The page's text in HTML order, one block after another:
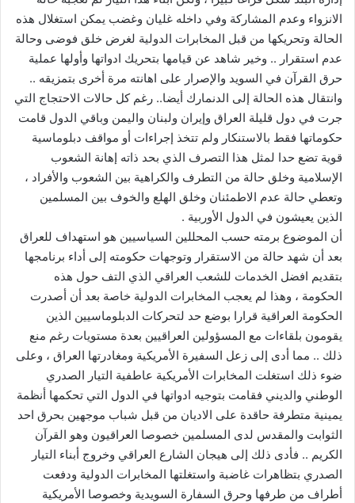
الانزواء وعدم المشاركة وفي داخله غليان وغضب يمكن استغلال هذه
الحالة وتحريكها من قبل المخابرات الدولية لغرض خلق فوضى وحالة
عدم استقرار .. وخير شاهد عن قيامها بتحريك ادواتها وأولها عملية
حرق القرآن في السويد والإصرار على اهانته مرة أخرى بتمزيقه ..
وانتقال هذه الحالة إلى الدنمارك أيضا.. رغم كل حالات الاحتجاج التي
جرت في دول قليلة العراق وإيران ولبنان واليمن وباقي الدول قامت
حكوماتها فقط بالاستنكار ولم تتخذ إجراءات أو مواقف دبلوماسية
قوية تضع حدا لمثل هذا التصرف الذي بحد ذاته إهانة الشعوب
الإسلامية وخلق حالة من التطرف والكراهية بين الشعوب والأفراد ،
وتعطي حالة عدم الاطمئنان وخلق الهلع والخوف بين المسلمين
الذين يعيشون في الدول الأوربية .
أن الموضوع برمته حسب المحللين السياسيين هو استهداف للعراق
بعد أن شهد حالة من الاستقرار وتوجهات حكومته إلى أداء برنامجها
بتقديم افضل الخدمات للشعب العراقي الذي التف حول هذه
الحكومة ، وهذا لم يعجب المخابرات الدولية خاصة بعد أن أصدرت
الحكومة العراقية قرارا بوضع حد لتحركات الدبلوماسيين الذين
يقومون بلقاءات مع المسؤولين العراقيين بعدة مستويات رغم منع
ذلك .. مما أدى إلى زعل السفيرة الأمريكية ومغادرتها العراق ، وعلى
ضوء ذلك استغلت المخابرات الأمريكية عاطفية التيار الصدري
الوطني والديني فقامت بتوجيه ادواتها في الدول التي تحكمها أنظمة
يمينية متطرفة حاقدة على الاديان من قبل شباب موجهين بحرق احد
الثوابت والمقدس لدى المسلمين خصوصا العراقيون وهو القرآن
الكريم .. فأدى ذلك إلى هيجان الشارع العراقي وخروج أبناء التيار
الصدري بتظاهرات غاضبة واستغلتها المخابرات الدولية ودفعت
أطراف من طرفها وحرق السفارة السويدية وخصوصا الأمريكية